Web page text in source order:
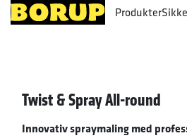
Produkter
Twist & Spray All-round
Innovativ spraymaling med